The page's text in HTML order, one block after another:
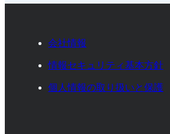
会社情報
情報セキュリティ基本方針
個人情報の取り扱いと保護